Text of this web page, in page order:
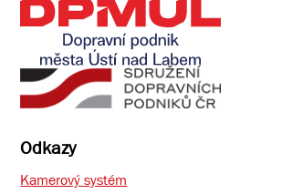
Odkazy
Kamerový systém